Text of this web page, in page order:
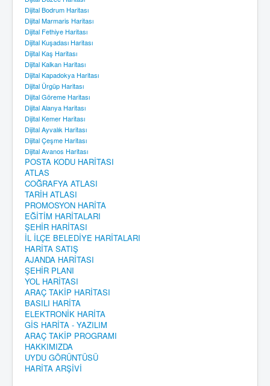
Dijital Bodrum Haritası
Dijital Marmaris Haritası
Dijital Fethiye Haritası
Dijital Kuşadası Haritası
Dijital Kaş Haritası
Dijital Kalkan Haritası
Dijital Kapadokya Haritası
Dijital Ürgüp Haritası
Dijital Göreme Haritası
Dijital Alanya Haritası
Dijital Kemer Haritası
Dijital Ayvalık Haritası
Dijital Çeşme Haritası
Dijital Avanos Haritası
POSTA KODU HARİTASI
ATLAS
COĞRAFYA ATLASI
TARİH ATLASI
PROMOSYON HARİTA
EĞİTİM HARİTALARI
ŞEHİR HARİTASI
İL İLÇE BELEDİYE HARİTALARI
HARİTA SATIŞ
AJANDA HARİTASI
ŞEHİR PLANI
YOL HARİTASI
ARAÇ TAKİP HARİTASI
BASILI HARİTA
ELEKTRONİK HARİTA
GİS HARİTA - YAZILIM
ARAÇ TAKİP PROGRAMI
HAKKIMIZDA
UYDU GÖRÜNTÜSÜ
HARİTA ARŞİVİ